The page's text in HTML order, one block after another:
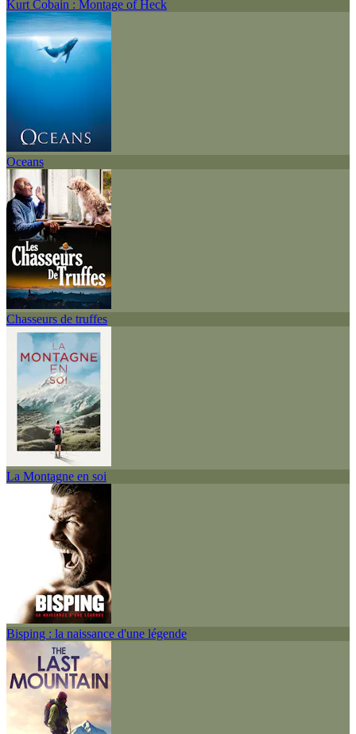
Kurt Cobain : Montage of Heck
Oceans
Chasseurs de truffes
La Montagne en soi
Bisping : la naissance d'une légende